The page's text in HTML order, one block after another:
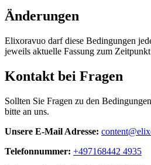
Änderungen
Elixoravuo darf diese Bedingungen
jeweils aktuelle Fassung zum
Kontakt bei Fragen
Sollten Sie Fragen zu den
bitte an uns.
Unsere E-Mail Adresse:
Telefonnummer: +497168442 4935